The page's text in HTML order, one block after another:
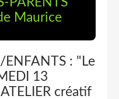
ENFANTS : "Le
13
créatif